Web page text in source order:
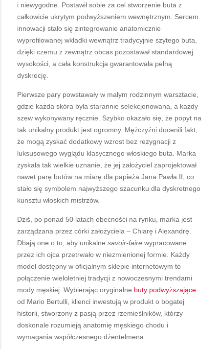
i niewygodne. Postawił sobie za cel stworzenie buta z
całkowicie ukrytym podwyższeniem wewnętrznym. Sercem
innowacji stało się zintegrowanie anatomicznie
wyprofilowanej wkładki wewnątrz tradycyjnie szytego buta,
dzięki czemu z zewnątrz obcas pozostawał standardowej
wysokości, a cała konstrukcja gwarantowała pełną
dyskrecję.
Pierwsze pary powstawały w małym rodzinnym warsztacie,
gdzie każda skóra była starannie selekcjonowana, a każdy
szew wykonywany ręcznie. Szybko okazało się, że popyt na
tak unikalny produkt jest ogromny. Mężczyźni docenili fakt,
że mogą zyskać dodatkowy wzrost bez rezygnacji z
luksusowego wyglądu klasycznego włoskiego buta. Marka
zyskała tak wielkie uznanie, że jej założyciel zaprojektował
nawet parę butów na miarę dla papieża Jana Pawła II, co
stało się symbolem najwyższego szacunku dla dyskretnego
kunsztu włoskich mistrzów.
Dziś, po ponad 50 latach obecności na rynku, marka jest
zarządzana przez córki założyciela – Chiarę i Alexandrę.
Dbają one o to, aby unikalne savoir-faire wypracowane
przez ich ojca przetrwało w niezmienionej formie. Każdy
model dostępny w oficjalnym sklepie internetowym to
połączenie wieloletniej tradycji z nowoczesnymi trendami
mody męskiej. Wybierając oryginalne buty podwyższające
od Mario Bertulli, klienci inwestują w produkt o bogatej
historii, stworzony z pasją przez rzemieślników, którzy
doskonale rozumieją anatomię męskiego chodu i
wymagania współczesnego dżentelmena.